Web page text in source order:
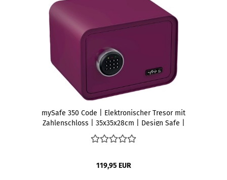
mySafe 350 Code | Elektronischer Tresor mit
Zahlenschloss | 35x35x28cm | Design Safe |
Möbeltresor | Stahltresor Doppelbolzenverriegelung |
Alarm und Notschlüssel | Wand- Bodentresor | Farbe
119,95 EUR